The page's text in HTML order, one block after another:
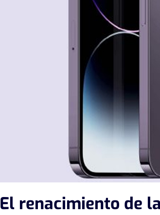
El renacimiento de